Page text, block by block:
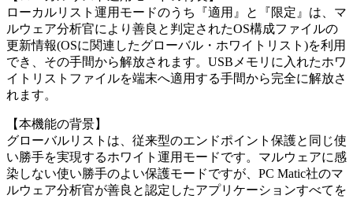
ローカルリスト運用モードのうち『適用』と『限定』は、マ
ルウェア分析官により善良と判定されたOS構成ファイルの
更新情報(OSに関連したグローバル・ホワイトリスト)を利用
でき、その手間から解放されます。USBメモリに入れたホワ
イトリストファイルを端末へ適用する手間から完全に解放さ
れます。
【本機能の背景】
グローバルリストは、従来型のエンドポイント保護と同じ使
い勝手を実現するホワイト運用モードです。マルウェアに感
染しない使い勝手のよい保護モードですが、PC Matic社のマ
ルウェア分析官が善良と認定したアプリケーションすべてを